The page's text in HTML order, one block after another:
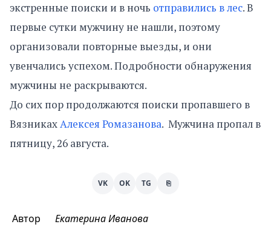
экстренные поиски и в ночь отправились в лес. В
первые сутки мужчину не нашли, поэтому
организовали повторные выезды, и они
увенчались успехом. Подробности обнаружения
мужчины не раскрываются.
До сих пор продолжаются поиски пропавшего в
ВязникахАлексея Ромазанова. Мужчина пропал в
пятницу, 26 августа.
VK OK TG ⎘
Автор Екатерина Иванова